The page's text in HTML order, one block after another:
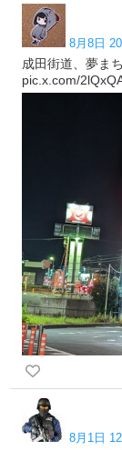
8月8日
成田街道、夢ま
pic.x.com/
8月1日